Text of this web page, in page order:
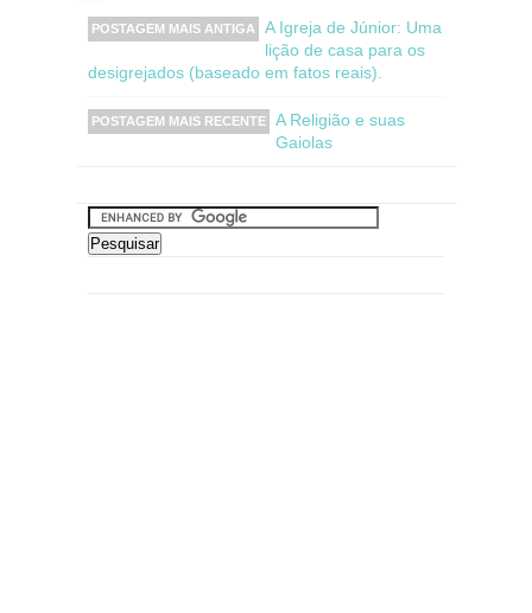
POSTAGEM MAIS ANTIGA
A Igreja de Júnior: Uma
lição de casa para os
desigrejados (baseado em fatos reais).
POSTAGEM MAIS RECENTE
A Religião e suas
Gaiolas